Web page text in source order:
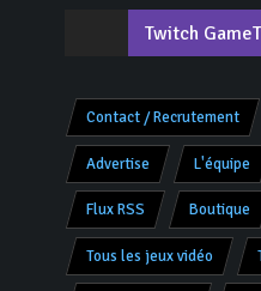
Twitch
Contact / Recrutement
Advertise L'équipe
Flux RSS Boutique
Tous les jeux vidéo